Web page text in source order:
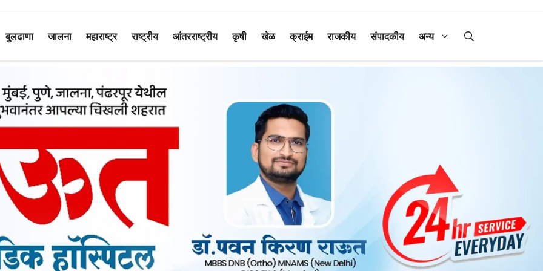
बुलढाणा जालना महाराष्ट्र राष्ट्रीय आंतरराष्ट्रीय कृषी खेळ क्राईम राजकीय संपादकीय अन्य